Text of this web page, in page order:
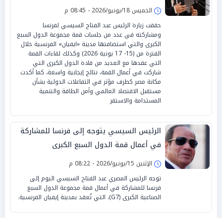
الخميس 18/يونيو/2026 - 08:45 م
حققت زيارة الرئيس عبد الفتاح السيسي لفرنسا
ومشاركته في عدد من جلسات قمة مجموعة الدول السبع
الكبرى والتي استضافتها مدينة «ايفيان» الفرنسية خلال
الفترة من (15- 17 يونية 2026) وكذلك لقاءات القمة
التي عقدها مع العديد من قادة الدول الكبرى التي
شاركت في أعمال القمة، نتائج إيجابية واسعة، كما أكدت
مكانة مصر كطرف مؤثر في التفاعلات الدولية بشأن
مستقبل الاقتصاد العالمي وأمن الطاقة والتنمية
المستدامة والاستقر
الرئيس السيسي يتوجه إلى فرنسا للمشاركة
في أعمال قمة الدول السبع الكبرى
الإثنين 15/يونيو/2026 - 08:22 م
توجه الرئيس المصري عبد الفتاح السيسي اليوم إلى
فرنسا للمشاركة في أعمال قمة مجموعة الدول السبع
الصناعية الكبرى (G7)، التي تُعقد بمدينة إيفيان الفرنسية.